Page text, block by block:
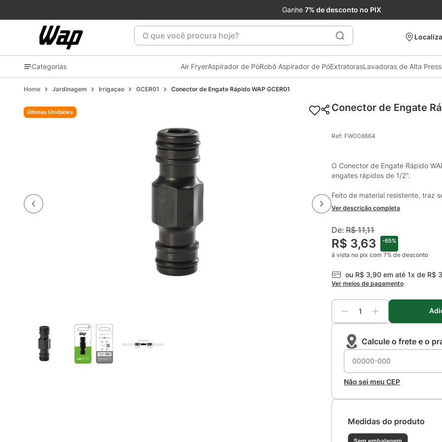
Ganhe 7% de desconto no PIX
O que você procura hoje?
Categorias Air FryerAspirador de PóRobô Aspirador de PóExtratorasLavadoras de Alta
Jardinagem Irrigaçao GCER01 Conector de Engate Rápido WAP GCER01
Últimas Unidades
Últimas Unidades Conector de Engate
Ref: FW008664
O Conector de Engate Rápido
engates rápidos de 1/2".
Feito de material resistente, traz
sem a necessidade de utilização
Um encaixe fácil e seguro,
do sistema através dos
Praticidade, conforto, segurança
Ver descrição completa
De:R$11,11
R$ 3,63 -65%
à vista no pix com 7% de desconto
ou R$ 3,90 em até 1x de R$ 3
Ver meios de pagamento
Calcule o frete e o
Não sei meu CEP
Medidas do produto